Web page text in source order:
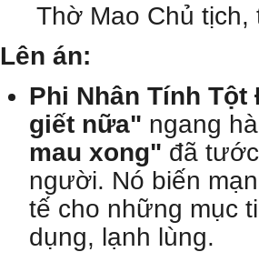
Thờ Mao Chủ tịch,
Lên án:
Phi Nhân Tính Tột
giết nữa" ngang
mau xong" đã
người. Nó biến
tế cho những mục
dụng, lạnh lùng.